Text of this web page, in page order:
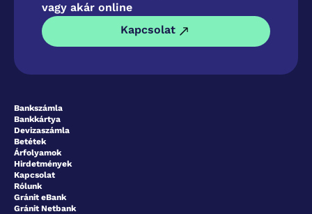
vagy akár online
Kapcsolat
Bankszámla
Bankkártya
Devizaszámla
Betétek
Árfolyamok
Hirdetmények
Kapcsolat
Rólunk
Gránit eBank
Gránit Netbank